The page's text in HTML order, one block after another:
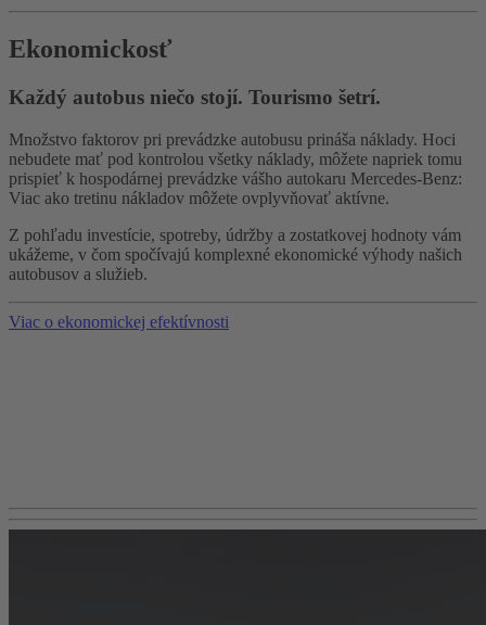
Ekonomickosť
Každý autobus niečo stojí. Tourismo šetrí.
Množstvo faktorov pri prevádzke autobusu prináša náklady. Hoci
nebudete mať pod kontrolou všetky náklady, môžete napriek tomu
prispieť k hospodárnej prevádzke vášho autokaru Mercedes-Benz:
Viac ako tretinu nákladov môžete ovplyvňovať aktívne.
Z pohľadu investície, spotreby, údržby a zostatkovej hodnoty vám
ukážeme, v čom spočívajú komplexné ekonomické výhody našich
autobusov a služieb.
Viac o ekonomickej efektívnosti